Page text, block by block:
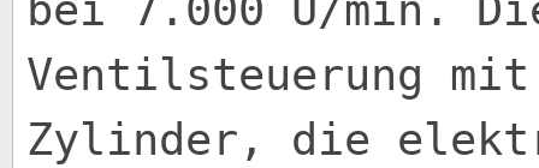
bei 7.000 U/min.
Ventilsteuerung
Zylinder, die